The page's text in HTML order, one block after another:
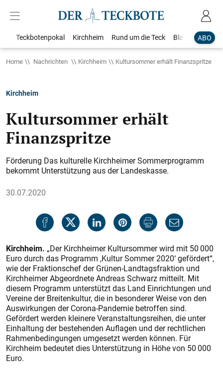
ABO
Teckbotenpokal Kirchheim Rund um die Teck Blaulicht
Home Nachrichten Kirchheim Kultursommer erhält Finanzspritze
Kirchheim
Kultursommer erhält
Finanzspritze
Förderung Das kulturelle Kirchheimer Sommerprogramm
bekommt Unterstützung aus der Landeskasse.
30.07.2020
Kirchheim. „Der Kirchheimer Kultursommer wird mit 50 000
Euro durch das Programm ,Kultur Sommer 2020‘ gefördert“,
wie der Fraktionschef der Grünen-Landtagsfraktion und
Kirchheimer Abgeordnete Andreas Schwarz mitteilt. Mit
diesem Programm unterstützt das Land Einrichtungen und
Vereine der Breitenkultur, die in besonderer Weise von den
Auswirkungen der Corona-Pandemie betroffen sind.
Gefördert werden kleinere Veranstaltungsreihen, die unter
Einhaltung der bestehenden Auflagen und der rechtlichen
Rahmenbedingungen umgesetzt werden können. Für
Kirchheim bedeutet dies Unterstützung in Höhe von 50 000
Euro.